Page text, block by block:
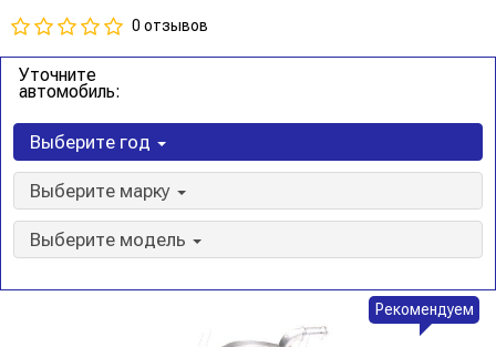
0 отзывов
Уточните
автомобиль:
Выберите год
Выберите марку
Выберите модель
Рекомендуем